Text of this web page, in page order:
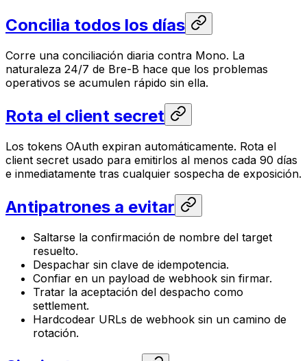
Concilia todos los días
Corre una conciliación diaria contra Mono. La
naturaleza 24/7 de Bre-B hace que los problemas
operativos se acumulen rápido sin ella.
Rota el client secret
Los tokens OAuth expiran automáticamente. Rota el
client secret usado para emitirlos al menos cada 90 días
e inmediatamente tras cualquier sospecha de exposición.
Antipatrones a evitar
Saltarse la confirmación de nombre del target
resuelto.
Despachar sin clave de idempotencia.
Confiar en un payload de webhook sin firmar.
Tratar la aceptación del despacho como
settlement.
Hardcodear URLs de webhook sin un camino de
rotación.